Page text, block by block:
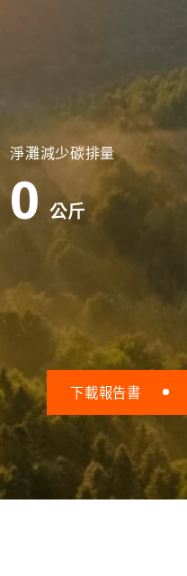
淨灘減少碳排量
0 公斤
下載報告書